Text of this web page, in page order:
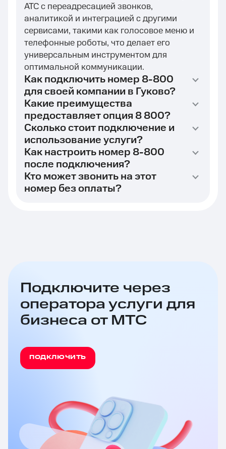
АТС с переадресацией звонков,
аналитикой и интеграцией с другими
сервисами, такими как голосовое меню и
телефонные роботы, что делает его
универсальным инструментом для
оптимальной коммуникации.
Как подключить номер 8-800
для своей компании в Гуково?
Какие преимущества
предоставляет опция 8 800?
Сколько стоит подключение и
использование услуги?
Как настроить номер 8-800
после подключения?
Кто может звонить на этот
номер без оплаты?
Подключите через
оператора услуги для
бизнеса от МТС
ПОДКЛЮЧИТЬ